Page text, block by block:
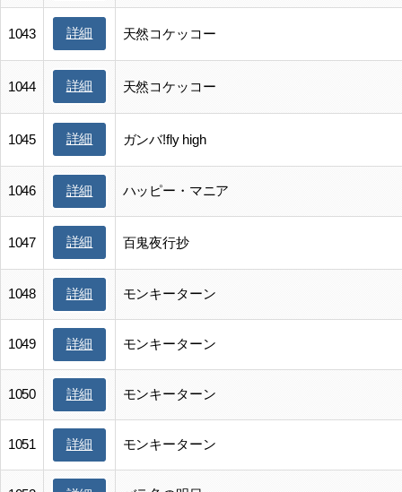
1043 詳細 天然コケッコー
1044 詳細 天然コケッコー
1045 詳細 ガンバ!fly high
1046 詳細 ハッピー・マニア
1047 詳細 百鬼夜行抄
1048 詳細 モンキーターン
1049 詳細 モンキーターン
1050 詳細 モンキーターン
1051 詳細 モンキーターン